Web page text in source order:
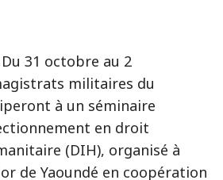
Du 31 octobre au 2
militaires du
à un séminaire
en droit
(DIH), organisé à
de Yaoundé en coopération